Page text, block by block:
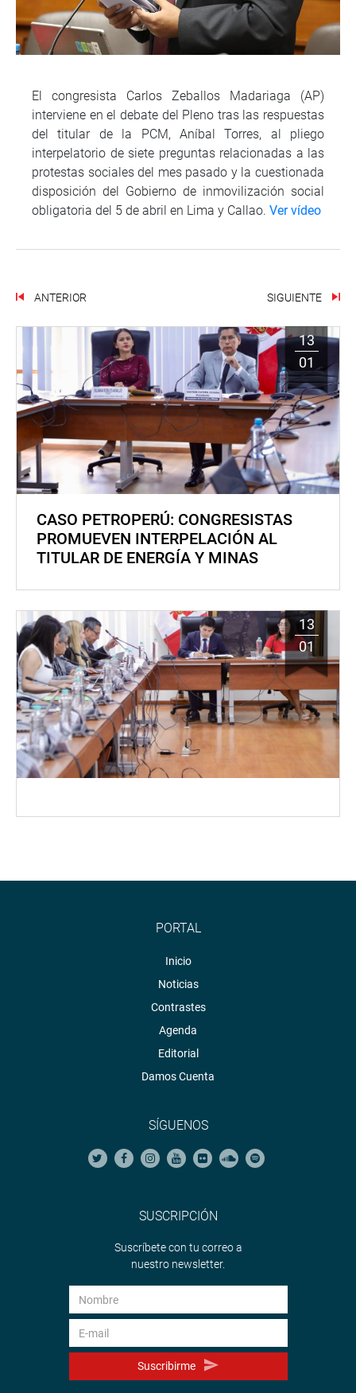
El congresista Carlos Zeballos Madariaga (AP)
interviene en el debate del Pleno tras las respuestas
del titular de la PCM, Aníbal Torres, al pliego
interpelatorio de siete preguntas relacionadas a las
protestas sociales del mes pasado y la cuestionada
disposición del Gobierno de inmovilización social
obligatoria del 5 de abril en Lima y Callao. Ver vídeo
ANTERIOR SIGUIENTE
13
01
CASO PETROPERÚ: CONGRESISTAS
PROMUEVEN INTERPELACIÓN AL
TITULAR DE ENERGÍA Y MINAS
13
01
PORTAL
Inicio
Noticias
Contrastes
Agenda
Editorial
Damos Cuenta
SÍGUENOS
SUSCRIPCIÓN
Suscríbete con tu correo a
nuestro newsletter.
Suscribirme